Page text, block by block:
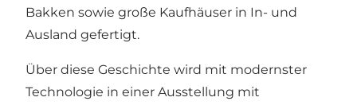
Bakken sowie große Kaufhäuser in In- und
Ausland gefertigt.
Über diese Geschichte wird mit modernster
Technologie in einer Ausstellung mit